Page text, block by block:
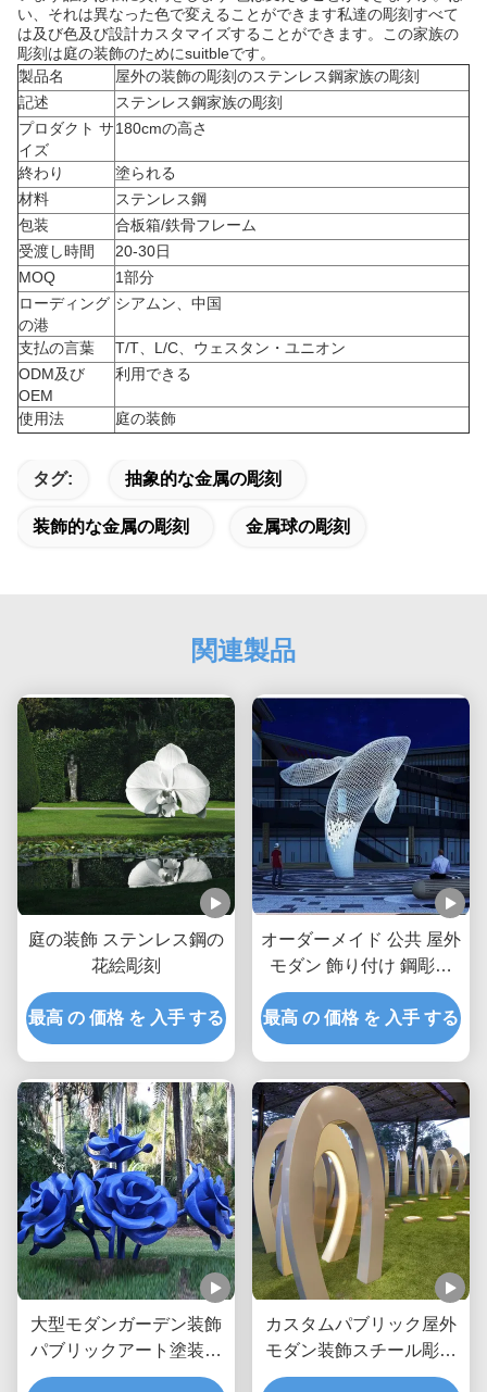
い、それは異なった色で変えることができます私達の彫刻すべて
は及び色及び設計カスタマイズすることができます。この家族の
彫刻は庭の装飾のためにsuitbleです。
製品名
屋外の装飾の彫刻のステンレス鋼家族の彫刻
記述
ステンレス鋼家族の彫刻
プロダクト サ
イズ
180cmの高さ
終わり
塗られる
材料
ステンレス鋼
包装
合板箱/鉄骨フレーム
受渡し時間
20-30日
MOQ
1部分
ローディング
の港
シアムン、中国
支払の言葉
T/T、L/C、ウェスタン・ユニオン
ODM及び
OEM
利用できる
使用法 庭の装飾
タグ: 抽象的な金属の彫刻
装飾的な金属の彫刻 金属球の彫刻
関連製品
庭の装飾 ステンレス鋼の
花絵彫刻
最高 の 価格 を 入手 する
オーダーメイド 公共 屋外
モダン 飾り付け 鋼彫刻
金属彫像 巨大 白鯨
最高 の 価格 を 入手 する
大型モダンガーデン装飾
パブリックアート塗装ス
テンレス鋼フラワーロー
カスタムパブリック屋外
モダン装飾スチール彫刻
金属像メーカー/工場